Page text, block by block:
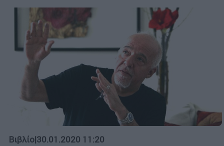
Βιβλίο|30.01.2020 11:20